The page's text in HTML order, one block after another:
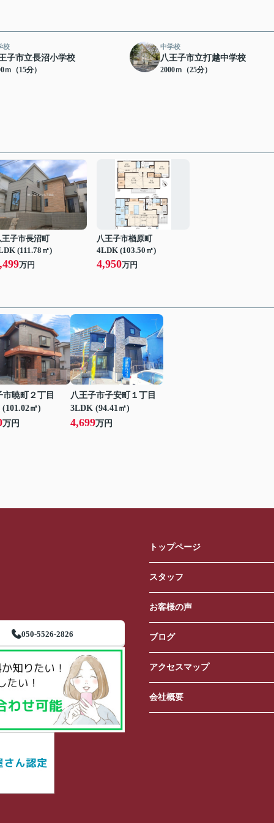
校
子市立長沼小学校
ｍ（15分）
中学校
八王子市立打越中学校
2000ｍ（25分）
王子市長沼町
(111.78㎡)
万円
八王子市楢原町
4LDK (103.50㎡)
4,950万円
市暁町２丁目
㎡)
万円
八王子市子安町１丁目
3LDK (94.41㎡)
4,699万円
050-5526-2826
トップページ
スタッフ
お客様の声
ブログ
アクセスマップ
会社概要